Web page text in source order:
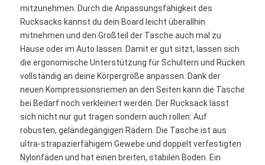
mitzunehmen. Durch die Anpassungsfähigkeit des
Rucksacks kannst du dein Board leicht überallhin
mitnehmen und den Großteil der Tasche auch mal zu
Hause oder im Auto lassen. Damit er gut sitzt, lassen sich
die ergonomische Unterstützung für Schultern und Rücken
vollständig an deine Körpergröße anpassen. Dank der
neuen Kompressionsriemen an den Seiten kann die Tasche
bei Bedarf noch verkleinert werden. Der Rucksack lässt
sich nicht nur gut tragen sondern auch rollen: Auf
robusten, geländegängigen Rädern. Die Tasche ist aus
ultra-strapazierfähigem Gewebe und doppelt verfestigten
Nylonfäden und hat einen breiten, stabilen Boden. Ein